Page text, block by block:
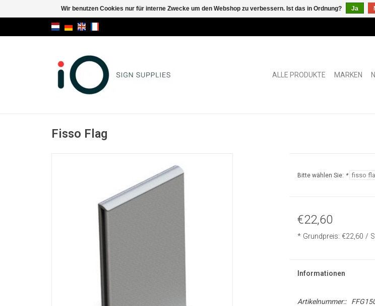
ALLE PRODUKTE MARKEN
Fisso Flag
Bitte wählen Sie: *
€22,60
* Grundpreis: €22,60 /
Informationen
Artikelnummer::
Wir benutzen Cookies nur für interne Zwecke um den Webshop zu verbessern. Ist das in Ordnung? Ja